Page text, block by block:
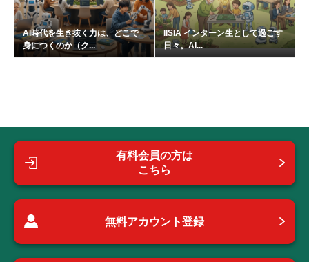
AI時代を生き抜く力は、どこで
身につくのか（ク...
IISIA インターン生として過ごす
日々。AI...
有料会員の方は
こちら
無料アカウント登録